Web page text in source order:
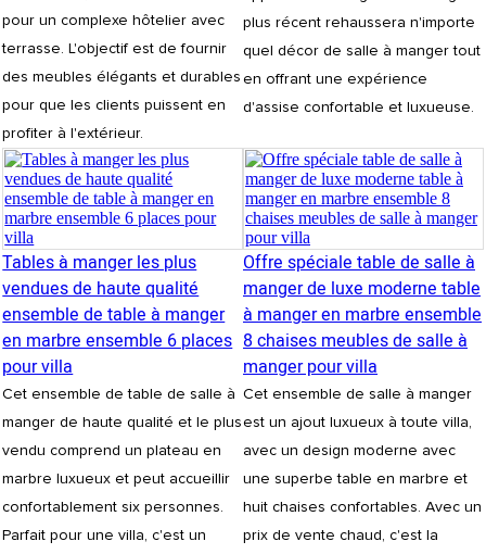
pour un complexe hôtelier avec
terrasse. L'objectif est de fournir
des meubles élégants et durables
pour que les clients puissent en
profiter à l'extérieur.
plus récent rehaussera n'importe
quel décor de salle à manger tout
en offrant une expérience
d'assise confortable et luxueuse.
Tables à manger les plus
vendues de haute qualité
ensemble de table à manger
en marbre ensemble 6 places
pour villa
Cet ensemble de table de salle à
manger de haute qualité et le plus
vendu comprend un plateau en
marbre luxueux et peut accueillir
confortablement six personnes.
Parfait pour une villa, c'est un
Offre spéciale table de salle à
manger de luxe moderne table
à manger en marbre ensemble
8 chaises meubles de salle à
manger pour villa
Cet ensemble de salle à manger
est un ajout luxueux à toute villa,
avec un design moderne avec
une superbe table en marbre et
huit chaises confortables. Avec un
prix de vente chaud, c'est la